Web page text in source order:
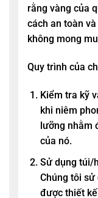
rằng vàng của
cách an toàn
không mong
Quy trình của
Kiểm tra kỹ
khi niêm
lưỡng nhằm
của nó.
Sử dụng túi/
Chúng tôi
được thiết